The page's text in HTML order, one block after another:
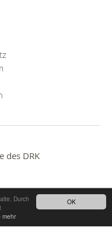
OK
Durch
mehr
des DRK